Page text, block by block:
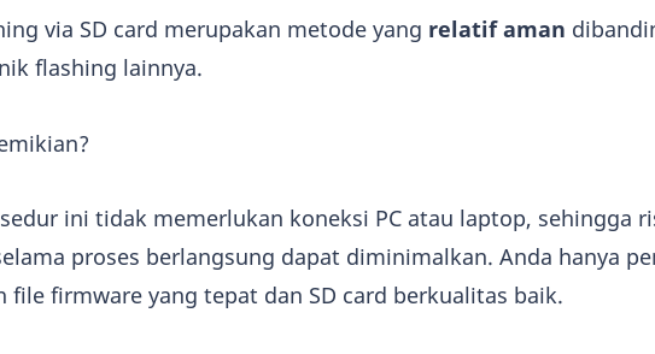
via SD card merupakan metode yang relatif aman
flashing lainnya.
ini tidak memerlukan koneksi PC atau laptop, sehingga
proses berlangsung dapat diminimalkan. Anda hanya
file firmware yang tepat dan SD card berkualitas baik.